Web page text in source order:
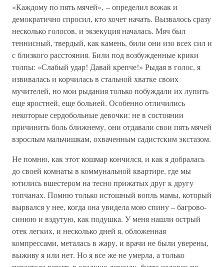
«Каждому по пять мячей», – определил вожак и
демократично спросил, кто хочет начать. Вызвалось сразу
несколько голосов, и экзекуция началась. Мяч был
теннисный, твердый, как камень, били они изо всех сил и
с близкого расстояния. Били под возбужденные крики
толпы: «Слабый удар! Давай крепче!» Рыдая в голос, я
извивалась и корчилась в стальной хватке своих
мучителей, но мои рыдания только побуждали их лупить
еще яростней, еще больней. Особенно отличились
некоторые сердобольные девочки: не в состоянии
причинить боль ближнему, они отдавали свои пять мячей
взрослым мальчишкам, охваченным садистским экстазом.
Не помню, как этот кошмар кончился, и как я добралась
до своей комнаты в коммунальной квартире, где мы
ютились вшестером на тесно прижатых друг к другу
топчанах. Помню только истошный вопль мамы, который
вырвался у нее, когда она увидела мою спину – багрово-
синюю и вздутую, как подушка. У меня нашли острый
отек легких, и несколько дней я, обложенная
компрессами, металась в жару, и врачи не были уверены,
выживу я или нет. Но я все же не умерла, а только